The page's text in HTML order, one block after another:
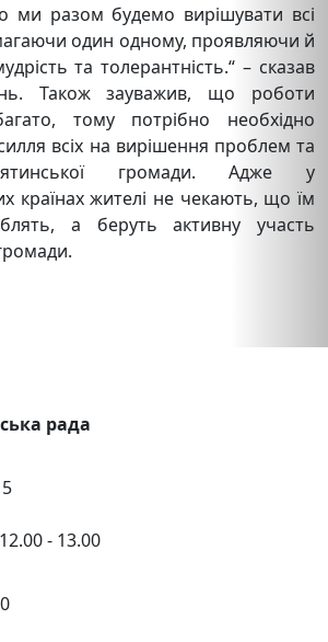
ми разом будемо вирішувати всі
один одному, проявляючи й
та толерантність.“ – сказав
Також зауважив, що роботи
тому потрібно необхідно
всіх на вирішення проблем та
громади. Адже у
країнах жителі не чекають, що їм
а беруть активну участь
рада
- 13.00